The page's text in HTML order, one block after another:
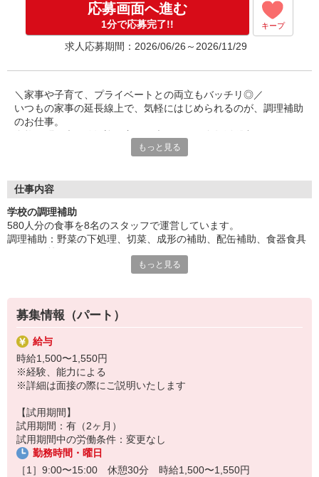
試用期間中の労働条件：変更なし
応募画面へ進む
1分で応募完了!! キープ
求人応募期間：2026/06/26～2026/11/29
＼家事や子育て、プライベートとの両立もバッチリ◎／
いつもの家事の延長線上で、気軽にはじめられるのが、調理補助
のお仕事。
あくまで行うのは「補助」なので、難しい仕事はありません！
す！
♪
まずはお気軽なご応募、お待ちしています！
もっと見る
仕事内容
学校の調理補助
580人分の食事を8名のスタッフで運営しています。
調理補助：野菜の下処理、切菜、成形の補助、配缶補助、食器食具
「土日祝休み＆長期休暇あり」
学校のスケジュールと完全に連動するため、春夏冬の長期休みがあ
ります。子供の長期休み中に預け先を探す必要がありません。
「夜勤なし、夕方前には退勤」
一般の飲食店と違い、夜遅くまでの勤務や残業がほぼありません。1
5時退勤で、夕飯の支度や買い物に余裕で間に合います。
「同世代の仲間が活躍中」
「30代〜50代の主婦（主夫）さん活躍中」「子育て理解のある職
場」など、共通の話題や境遇の仲間がいる安心感を伝えます。子供
の急な発熱などによる休みにも「お互い様」で協力し合える環境で
す。
もっと見る
募集情報（パート）
給与
時給1,500〜1,550円
※経験、能力による
※詳細は面接の際にご説明いたします
【試用期間】
試用期間：有（2ヶ月）
試用期間中の労働条件：変更なし
勤務時間・曜日
［1］9:00〜15:00 休憩30分 時給1,500〜1,550円